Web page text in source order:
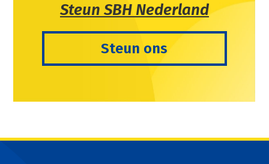
Steun SBH Nederland
Steun ons